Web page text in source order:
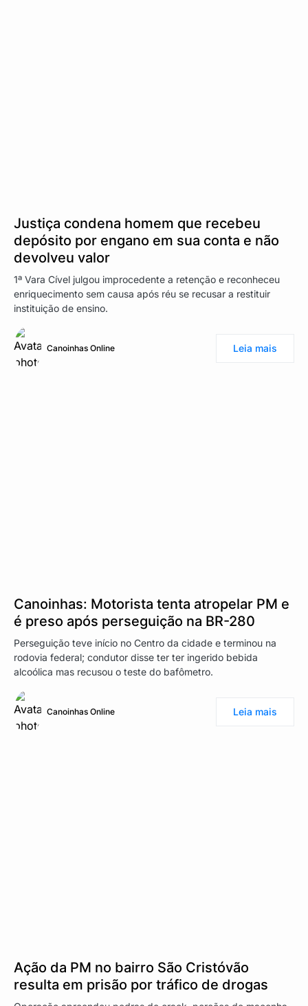
Justiça condena homem que recebeu
depósito por engano em sua conta e não
devolveu valor
1ª Vara Cível julgou improcedente a retenção e reconheceu
enriquecimento sem causa após réu se recusar a restituir
instituição de ensino.
Canoinhas Online Leia mais
Canoinhas: Motorista tenta atropelar PM e
é preso após perseguição na BR-280
Perseguição teve início no Centro da cidade e terminou na
rodovia federal; condutor disse ter ter ingerido bebida
alcoólica mas recusou o teste do bafômetro.
Canoinhas Online Leia mais
Ação da PM no bairro São Cristóvão
resulta em prisão por tráfico de drogas